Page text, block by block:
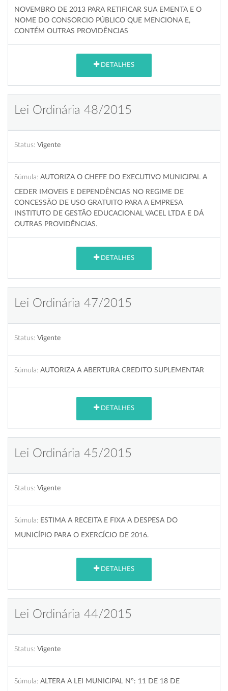
NOVEMBRO DE 2013 PARA RETIFICAR SUA EMENTA E O
NOME DO CONSORCIO PÚBLICO QUE MENCIONA E,
CONTÉM OUTRAS PROVIDÊNCIAS
DETALHES
Lei Ordinária 48/2015
Status: Vigente
Súmula: AUTORIZA O CHEFE DO EXECUTIVO MUNICIPAL A
CEDER IMOVEIS E DEPENDÊNCIAS NO REGIME DE
CONCESSÃO DE USO GRATUITO PARA A EMPRESA
INSTITUTO DE GESTÃO EDUCACIONAL VACEL LTDA E DÁ
OUTRAS PROVIDÊNCIAS.
DETALHES
Lei Ordinária 47/2015
Status: Vigente
Súmula: AUTORIZA A ABERTURA CREDITO SUPLEMENTAR
DETALHES
Lei Ordinária 45/2015
Status: Vigente
Súmula: ESTIMA A RECEITA E FIXA A DESPESA DO
MUNICÍPIO PARA O EXERCÍCIO DE 2016.
DETALHES
Lei Ordinária 44/2015
Status: Vigente
Súmula: ALTERA A LEI MUNICIPAL Nº: 11 DE 18 DE